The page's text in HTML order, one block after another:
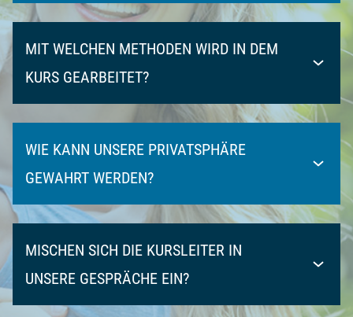
MIT WELCHEN METHODEN WIRD IN DEM
KURS GEARBEITET?
WIE KANN UNSERE PRIVATSPHÄRE
GEWAHRT WERDEN?
MISCHEN SICH DIE KURSLEITER IN
UNSERE GESPRÄCHE EIN?